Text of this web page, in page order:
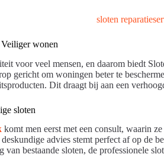
wonen
voor veel mensen, en daarom biedt
gericht om woningen beter te
Dit draagt bij aan een
sloten
komt men eerst met een consult, waarin
advies stemt perfect af op de
van bestaande sloten, de professionele